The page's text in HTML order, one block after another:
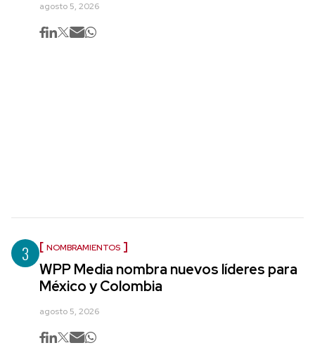
agosto 5, 2026
3 NOMBRAMIENTOS
WPP Media nombra nuevos líderes para
México y Colombia
agosto 5, 2026